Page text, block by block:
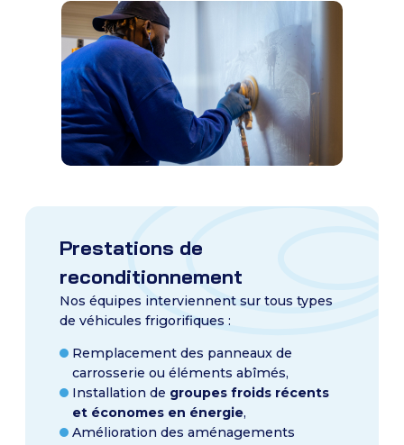
Prestations de
reconditionnement
Nos équipes interviennent sur tous types
de véhicules frigorifiques :
Remplacement des panneaux de
carrosserie ou éléments abîmés,
Installation de groupes froids récents
et économes en énergie,
Amélioration des aménagements